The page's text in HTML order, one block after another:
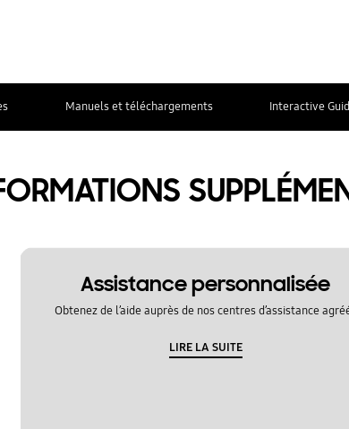
Manuels et téléchargements Interactive
Assistance personnalisée
Obtenez de l’aide auprès de nos centres d’assistance
LIRE LA SUITE